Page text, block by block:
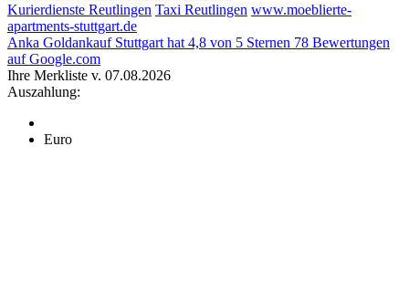
Kurierdienste Reutlingen Taxi Reutlingen www.moeblierte-
apartments-stuttgart.de
Anka Goldankauf Stuttgart hat 4,8 von 5 Sternen 78 Bewertungen
auf Google.com
Ihre Merkliste v. 07.08.2026
Auszahlung:
Euro